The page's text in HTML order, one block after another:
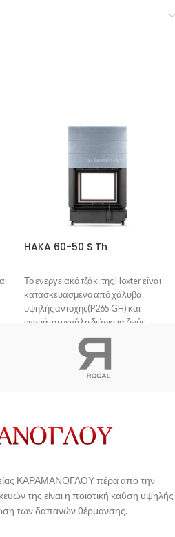
το
HAKA 60-50 S Th
Το ενεργειακό τζάκι της Hoxter είναι
κατασκευασμένο από χάλυβα
υψηλής αντοχής(P265 GH) και
εγγυάται μεγάλη διάρκεια ζωής.
Η βαφή του είναι ανθεκτική στις
γρατζουνιές και δεν προκαλεί οσμή
στο πρώτο άναμμα.
Η πόρτα σφραγίζει πλήρως, με
To κεραμικό γυαλί που διαθέτει, είναι
ανθεκτικό σε θερμικό σοκ και έχει
ΚΑΡΑΜΑΝΟΓΛΟΥ πέρα από την
της είναι η ποιοτική καύση υψηλής
των δαπανών θέρμανσης.